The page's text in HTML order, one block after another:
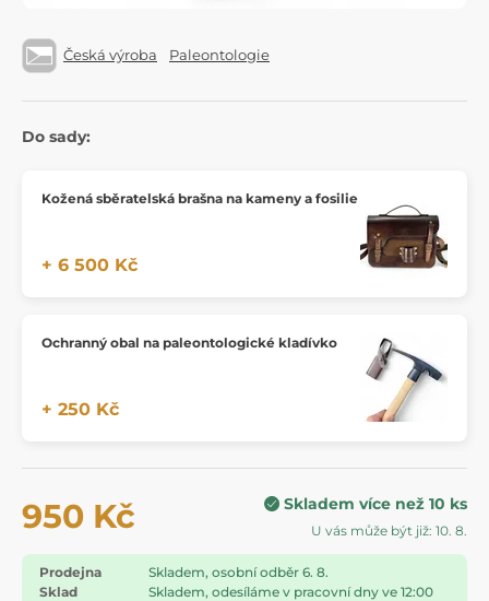
Česká výroba Paleontologie
Do sady:
Kožená sběratelská brašna na kameny a fosilie
+ 6 500 Kč
Ochranný obal na paleontologické kladívko
+ 250 Kč
950 Kč Skladem více než 10 ks
U vás může být již: 10. 8.
Prodejna
Skladem, osobní odběr 6. 8.
Sklad
Skladem, odesíláme v pracovní dny ve 12:00